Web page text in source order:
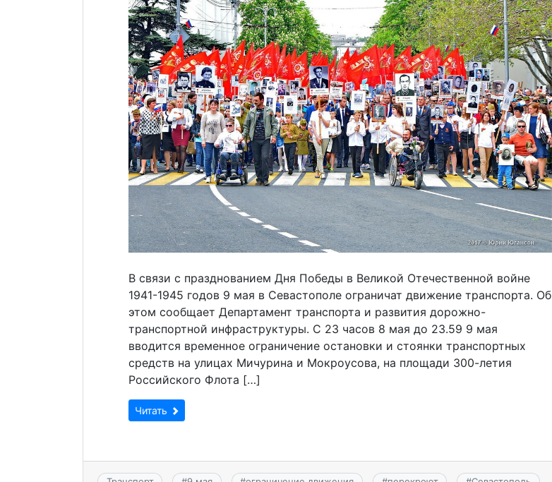
В связи с празднованием Дня Победы в Великой Отечественной войне
1941-1945 годов 9 мая в Севастополе ограничат движение транспорта. Об
этом сообщает Департамент транспорта и развития дорожно-
транспортной инфраструктуры. С 23 часов 8 мая до 23.59 9 мая
вводится временное ограничение остановки и стоянки транспортных
средств на улицах Мичурина и Мокроусова, на площади 300-летия
Российского Флота […]
Читать